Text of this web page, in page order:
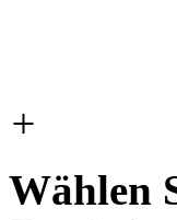
+
Wählen